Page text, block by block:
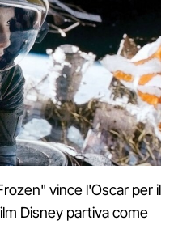
vince l'Oscar per il
Disney partiva come